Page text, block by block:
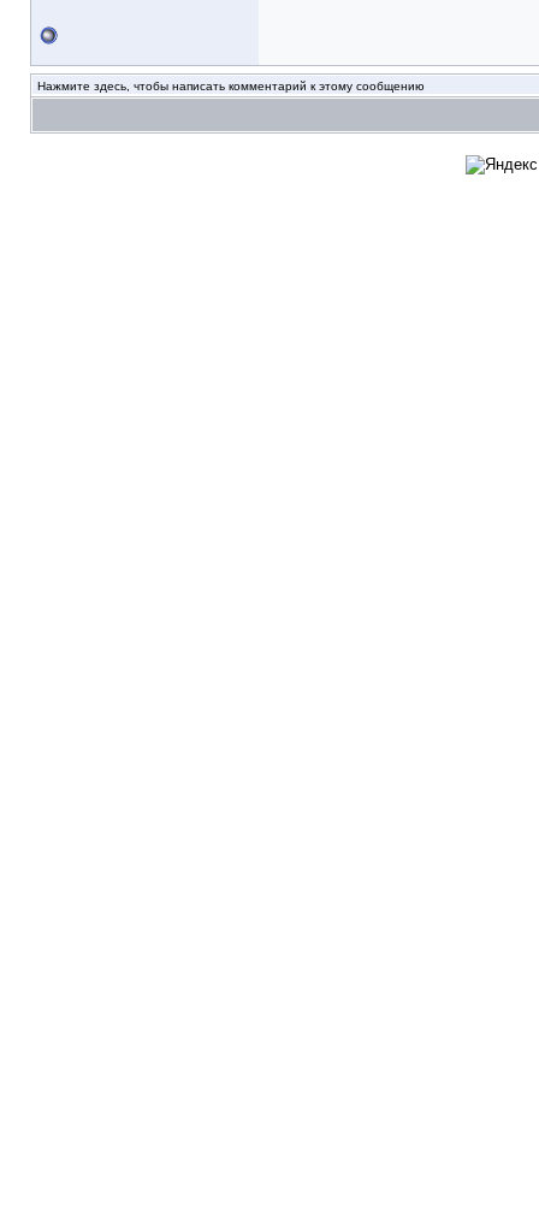
Нажмите здесь, чтобы написать комментарий к этому сообщению